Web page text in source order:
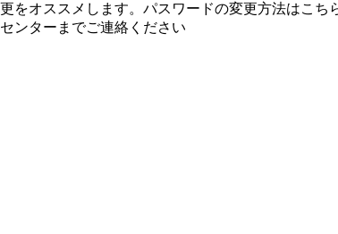
をオススメします。パスワードの変更方法はこ
ンターまでご連絡ください